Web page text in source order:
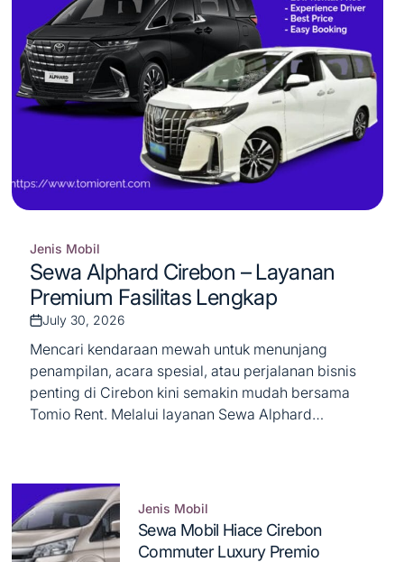
Posted
in
Jenis Mobil
Sewa Alphard Cirebon – Layanan
Premium Fasilitas Lengkap
Post
Date
July 30, 2026
Mencari kendaraan mewah untuk menunjang
penampilan, acara spesial, atau perjalanan bisnis
penting di Cirebon kini semakin mudah bersama
Tomio Rent. Melalui layanan Sewa Alphard
kenyamanan, prestise, dan privasi maksimal bagi
Anda...
Posted
in
Jenis Mobil
Sewa Mobil Hiace Cirebon
Commuter Luxury Premio